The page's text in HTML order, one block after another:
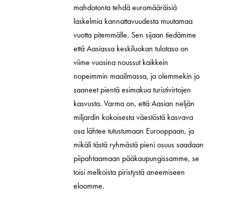
mahdotonta tehdä euromääräisiä
laskelmia kannattavuudesta muutamaa
vuotta pitemmälle. Sen sijaan tiedämme
että Aasiassa keskiluokan tulotaso on
viime vuosina noussut kaikkein
nopeimmin maailmassa, ja olemmekin jo
saaneet pientä esimakua turistivirtojen
kasvusta. Varma on, että Aasian neljän
miljardin kokoisesta väestöstä kasvava
osa lähtee tutustumaan Eurooppaan, ja
mikäli tästä ryhmästä pieni osuus saadaan
piipahtaamaan pääkaupungissamme, se
toisi melkoista piristystä aneemiseen
eloomme.